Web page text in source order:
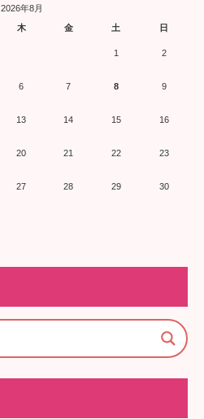
2026年8月
木 金 土 日
1 2
6 7 8 9
13 14 15 16
20 21 22 23
27 28 29 30